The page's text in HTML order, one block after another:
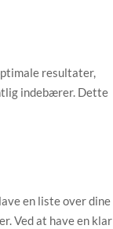
resultater,
indebærer. Dette
en liste over dine
Ved at have en klar